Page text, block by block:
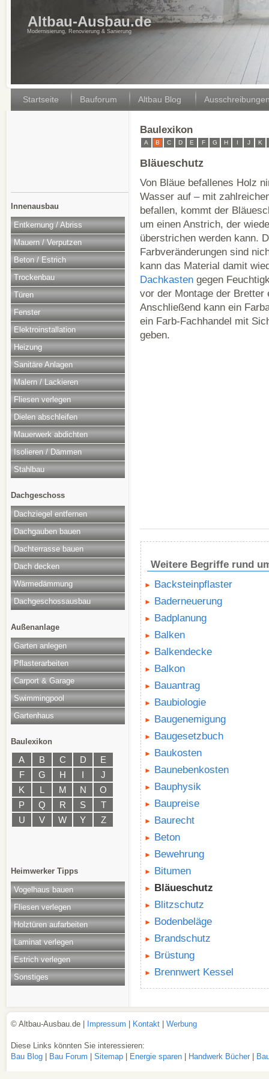
Altbau-Ausbau.de
Modernisierung, Renovierung & Sanierung
Startseite Bauforum Altbau Blog
Innenausbau
Entkernung / Abriss
Mauern / Verputzen
Beton / Estrich
Trockenbau
Türen
Fenster
Elektroinstallation
Heizung
Sanitäre Anlagen
Malern / Lackieren
Fliesen verlegen
Dielen abschleifen
Mauerwerk abdichten
Isolieren / Dämmen
Stahlbau
Dachgeschoss
Dachziegel entfernen
Dachgauben bauen
Dachterrasse bauen
Dach decken
Wärmedämmung
Dachgeschossausbau
Außenanlage
Garten anlegen
Pflasterarbeiten
Carport & Garage
Swimmingpool
Gartenhaus
Baulexikon
A B C D
E
F
G H I
J
K
L M N
O
P
Q R S
T
U
V W Y Z
Heimwerker Tipps
Vogelhaus bauen
Fliesen verlegen
Holztüren aufarbeiten
Laminat verlegen
Estrich verlegen
Sonstiges
Baulexikon
A B C D E F G H I J K
Bläueschutz
Von Bläue befallenes Holz
Wasser auf – mit
befallen, kommt der
um einen Anstrich, der
überstrichen werden kann.
Farbveränderungen sind
kann das Material damit
Dachkasten gegen
vor der Montage der Bretter
Anschließend kann ein
ein Farb-Fachhandel mit
geben.
Weitere Begriffe rund
Backsteinpflaster
Baderneuerung
Badplanung
Balken
Balkendecke
Balkon
Bauantrag
Baubiologie
Baugenemigung
Baugesetzbuch
Baukosten
Baunebenkosten
Bauphysik
Baupreise
Baurecht
Beton
Bewehrung
Bitumen
Bläueschutz
Blitzschutz
Bodenbeläge
Brandschutz
Brüstung
Brennwert Kessel
© Altbau-Ausbau.de | Impressum Kontakt Werbung
Diese Links könnten Sie interessieren:
Bau Blog
Bau Forum Sitemap Energie sparen Handwerk Bücher